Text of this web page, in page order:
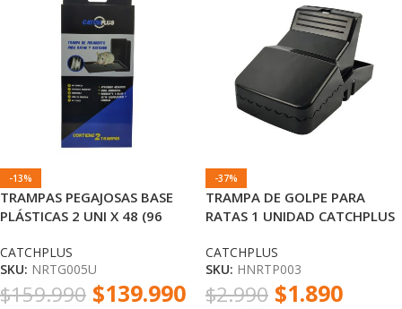
-13%
TRAMPAS PEGAJOSAS BASE
PLÁSTICAS 2 UNI X 48 (96
CATCHPLUS
SKU: NRTG005U
$159.990 $139.990
-37%
TRAMPA DE GOLPE PARA
RATAS 1 UNIDAD CATCHPLUS
CATCHPLUS
SKU: HNRTP003
$2.990 $1.890